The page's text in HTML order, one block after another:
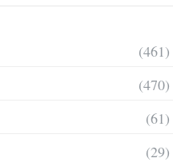
(461)
(470)
(61)
(29)